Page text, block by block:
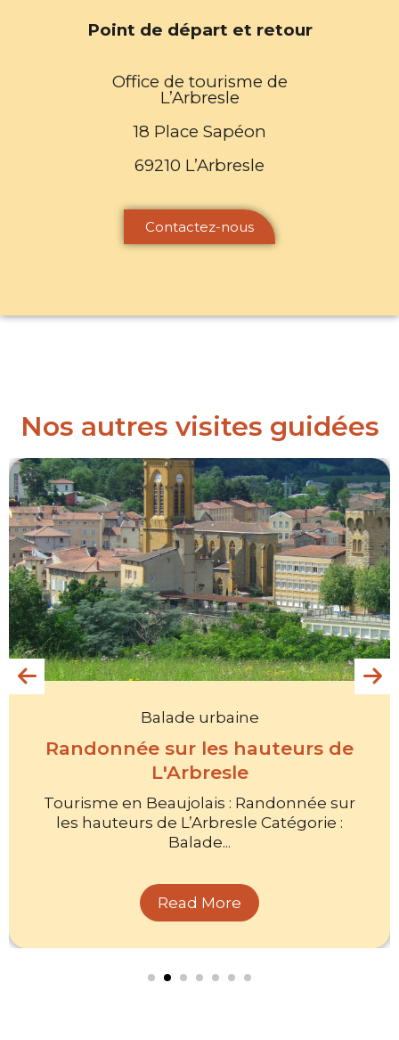
Point de départ et retour
Office de tourisme de
L’Arbresle
18 Place Sapéon
69210 L’Arbresle
Contactez-nous
Nos autres visites guidées
Balade urbaine
Randonnée sur les hauteurs de
L'Arbresle
Tourisme en Beaujolais : Randonnée sur
les hauteurs de L’Arbresle Catégorie :
Balade...
Read More